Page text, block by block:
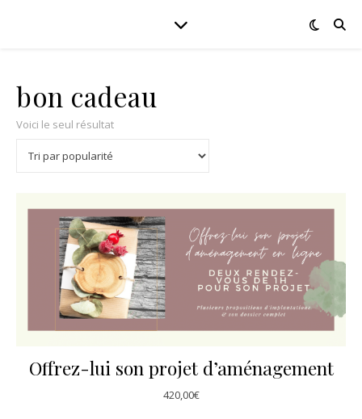
bon cadeau
Voici le seul résultat
Offrez-lui son projet d’aménagement
420,00€